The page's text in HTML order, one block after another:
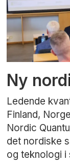
Ny
Ledende
Finland,
Nordic
det nordiske
og teknologi i